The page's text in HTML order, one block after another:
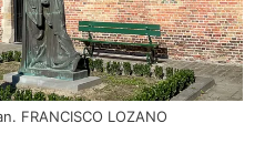
FRANCISCO LOZANO